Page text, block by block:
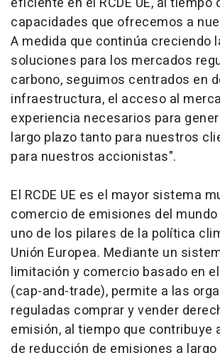
capacidades que ofrecemos a
A medida que continúa creciendo
soluciones para los mercados
carbono, seguimos centrados en
infraestructura, el acceso al
experiencia necesarios para
largo plazo tanto para nuestros
para nuestros accionistas".
El RCDE UE es el mayor sistema
comercio de emisiones del
uno de los pilares de la política
Unión Europea. Mediante un
limitación y comercio basado en
(cap-and-trade), permite a las
reguladas comprar y vender
emisión, al tiempo que contribuye
de reducción de emisiones a largo